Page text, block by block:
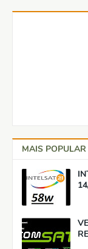
MAIS POPULAR